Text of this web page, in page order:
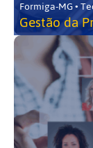
Formiga-MG •
Gestão da